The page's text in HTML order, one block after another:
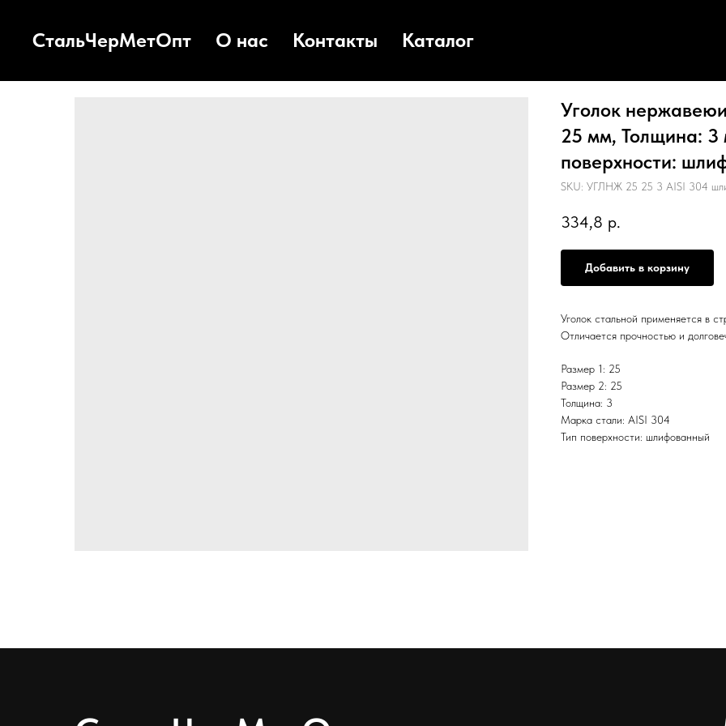
СтальЧерМетОпт О нас Контакты Каталог
Уголок
25 мм, Толщина: 3
поверхности:
SKU: УГЛНЖ 25 25 3 AISI 304
334,8 р.
Добавить в корзину
Уголок стальной применяется в
Отличается прочностью и
Размер 1: 25
Размер 2: 25
Толщина: 3
Марка стали: AISI 304
Тип поверхности: шлифованный